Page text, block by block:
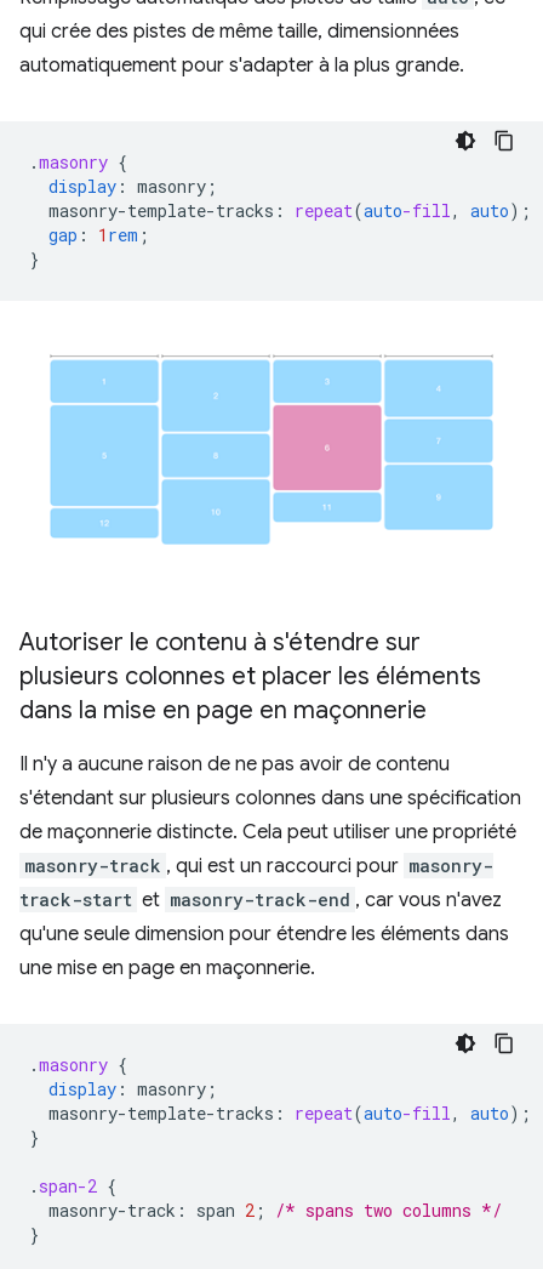
qui crée des pistes de même taille, dimensionnées
automatiquement pour s'adapter à la plus grande.
.masonry {
display : masonry ;
masonry-template-tracks : repeat(auto-fill, auto);
gap : 1 rem ;
}
Autoriser le contenu à s'étendre sur
plusieurs colonnes et placer les éléments
dans la mise en page en maçonnerie
Il n'y a aucune raison de ne pas avoir de contenu
s'étendant sur plusieurs colonnes dans une spécification
de maçonnerie distincte. Cela peut utiliser une propriété
masonry-track , qui est un raccourci pour masonry-
track-start et masonry-track-end , car vous n'avez
qu'une seule dimension pour étendre les éléments dans
une mise en page en maçonnerie.
.masonry {
display : masonry ;
masonry-template-tracks : repeat(auto-fill, auto);
}
. span-2 {
masonry-track : span 2 ;
/* spans two columns */
}